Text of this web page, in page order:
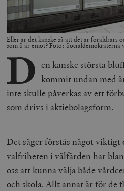
Eller är det kanske så att det är föräldrars
som S är emot? Foto: Socialdemokraterna
D en kanske största
kommit undan med
inte skulle påverkas av ett
som drivs i aktiebolagsform.
Det säger förstås något
valfriheten i välfärden har
oss att kunna välja både
och skola. Allt annat är för de